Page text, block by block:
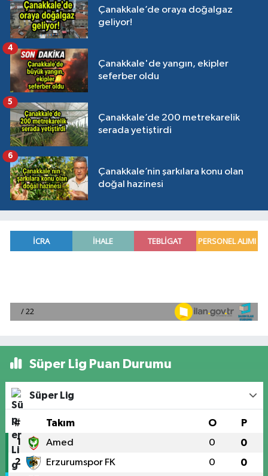
Çanakkale’de oraya doğalgaz
geliyor!
Çanakkale'de yangın, ekipler
seferber oldu
4
Çanakkale’de 200 metrekarelik
serada yetiştirdi
5
Çanakkale’nin şarkılara konu olan
doğal hazinesi
6
Süper Lig Puan Durumu
Süper Lig
# Takım O P
1 Amed 0 0
2 Erzurumspor FK 0 0